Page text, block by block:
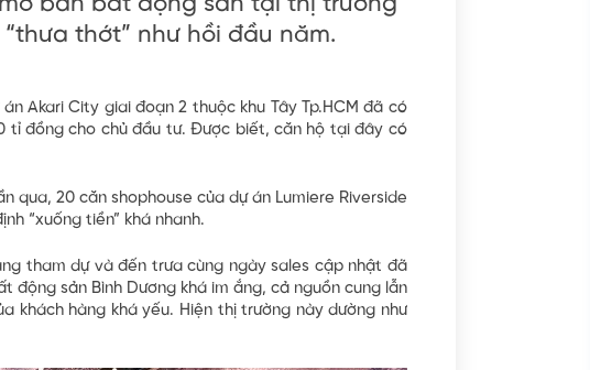
thớt” như hồi đầu năm.
Akari City giai đoạn 2 thuộc khu Tây Tp.HCM đã có
tỉ đồng cho chủ đầu tư. Được biết, căn hộ tại đây có
qua, 20 căn shophouse của dự án Lumiere Riverside
“xuống tiền” khá nhanh.
tham dự và đến trưa cùng ngày sales cập nhật đã
động sản Bình Dương khá im ắng, cả nguồn cung lẫn
khách hàng khá yếu. Hiện thị trường này dường như